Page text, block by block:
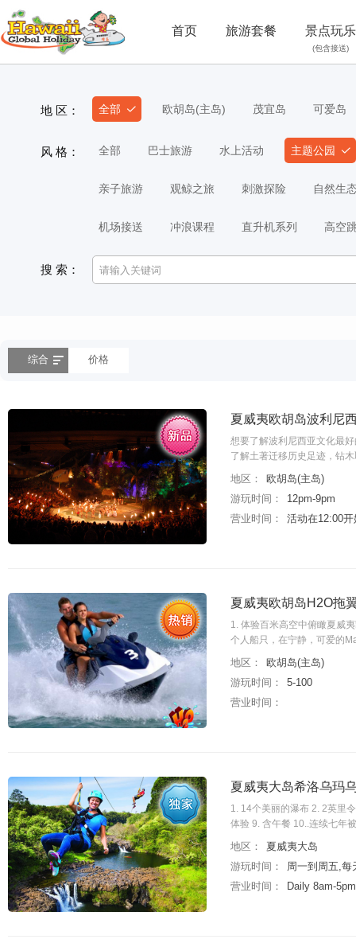
首页 旅游套餐 景点玩乐
(包含接送)
地 区： 全部 欧胡岛(主岛) 茂宜岛 可爱岛
风 格： 全部 巴士旅游 水上活动 主题公园
亲子旅游 观鲸之旅 刺激探险 自然生
机场接送 冲浪课程 直升机系列 高空
搜 索：
综合 价格
夏威夷欧胡岛波利尼
想要了解波利尼西亚文化最
了解土著迁移历史足迹，钻
地区：
欧胡岛(主岛)
游玩时间：
12pm-9pm
营业时间：
活动在12:00
夏威夷欧胡岛H2O拖
1. 体验百米高空中俯瞰夏威
个人船只，在宁静，可爱的
地区：
欧胡岛(主岛)
游玩时间：
5-100
营业时间：
夏威夷大岛希洛乌玛
1. 14个美丽的瀑布 2. 2英里
体验 9. 含午餐 10..连续七年
地区：
夏威夷大岛
游玩时间：
周一到周五,每
营业时间：
Daily 8am-5pm